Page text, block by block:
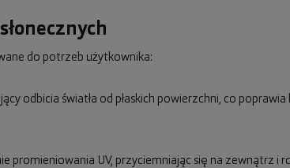
do potrzeb użytkownika:
odbicia światła od płaskich powierzchni, co
promieniowania UV, przyciemniając się na zewnątrz i